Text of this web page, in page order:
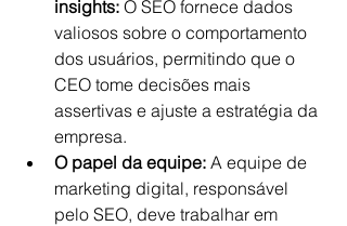
insights: O SEO fornece dados
valiosos sobre o comportamento
dos usuários, permitindo que o
CEO tome decisões mais
assertivas e ajuste a estratégia da
empresa.
O papel da equipe: A equipe de
marketing digital, responsável
pelo SEO, deve trabalhar em